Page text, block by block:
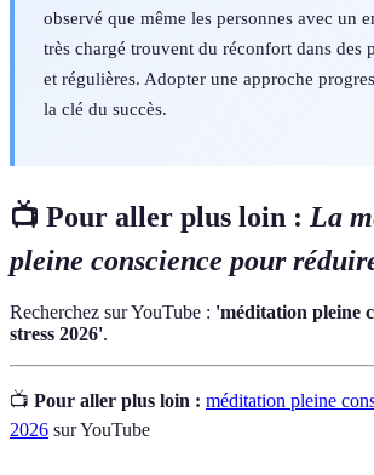
observé que même les personnes avec un
très chargé trouvent du réconfort dans des
et régulières. Adopter une approche
la clé du succès.
📺 Pour aller plus loin : La
pleine conscience pour
Recherchez sur YouTube : 'méditation pleine
stress 2026'.
📺 Pour aller plus loin : méditation pleine
2026 sur YouTube